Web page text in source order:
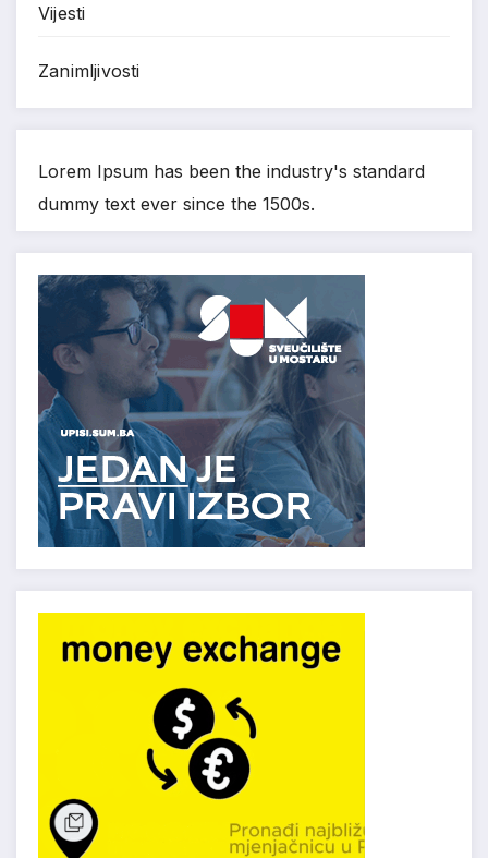
Vijesti
Zanimljivosti
Lorem Ipsum has been the industry's standard
dummy text ever since the 1500s.